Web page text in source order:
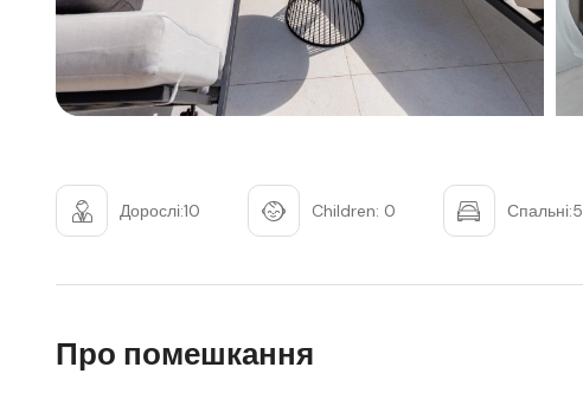
Дорослі:10 Children: 0 Спальні:5
Про помешкання